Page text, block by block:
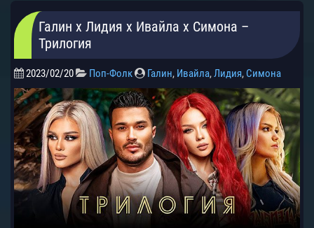
Галин x Лидия x Ивайла x Симона –
Трилогия
2023/02/20 Поп-Фолк Галин, Ивайла, Лидия, Симона